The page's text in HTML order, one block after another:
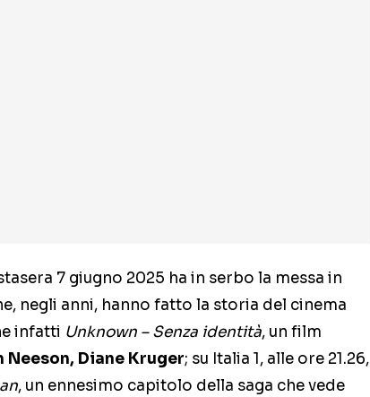
7 giugno 2025 ha in serbo la messa in
negli anni, hanno fatto la storia del cinema
infatti Unknown – Senza identità, un film
Neeson, Diane Kruger; su Italia 1, alle ore 21.26,
, un ennesimo capitolo della saga che vede